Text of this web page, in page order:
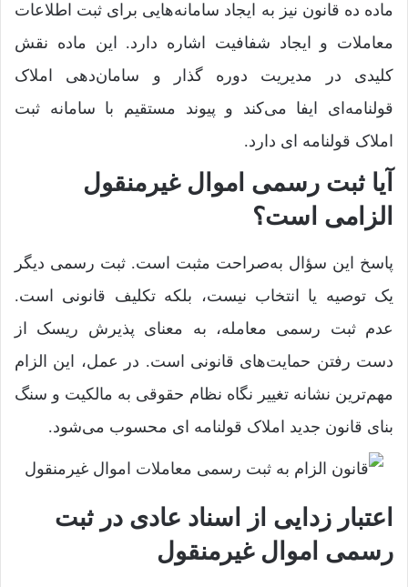
ماده ده قانون نیز به ایجاد سامانه‌هایی برای ثبت اطلاعات
معاملات و ایجاد شفافیت اشاره دارد. این ماده نقش
کلیدی در مدیریت دوره گذار و سامان‌دهی املاک
قولنامه‌ای ایفا می‌کند و پیوند مستقیم با سامانه ثبت
املاک قولنامه ای دارد.
آیا ثبت رسمی اموال غیرمنقول
الزامی است؟
پاسخ این سؤال به‌صراحت مثبت است. ثبت رسمی دیگر
یک توصیه یا انتخاب نیست، بلکه تکلیف قانونی است.
عدم ثبت رسمی معامله، به معنای پذیرش ریسک از
دست رفتن حمایت‌های قانونی است. در عمل، این الزام
مهم‌ترین نشانه تغییر نگاه نظام حقوقی به مالکیت و سنگ
بنای قانون جدید املاک قولنامه ای محسوب می‌شود.
اعتبار زدایی از اسناد عادی در ثبت
رسمی اموال غیرمنقول